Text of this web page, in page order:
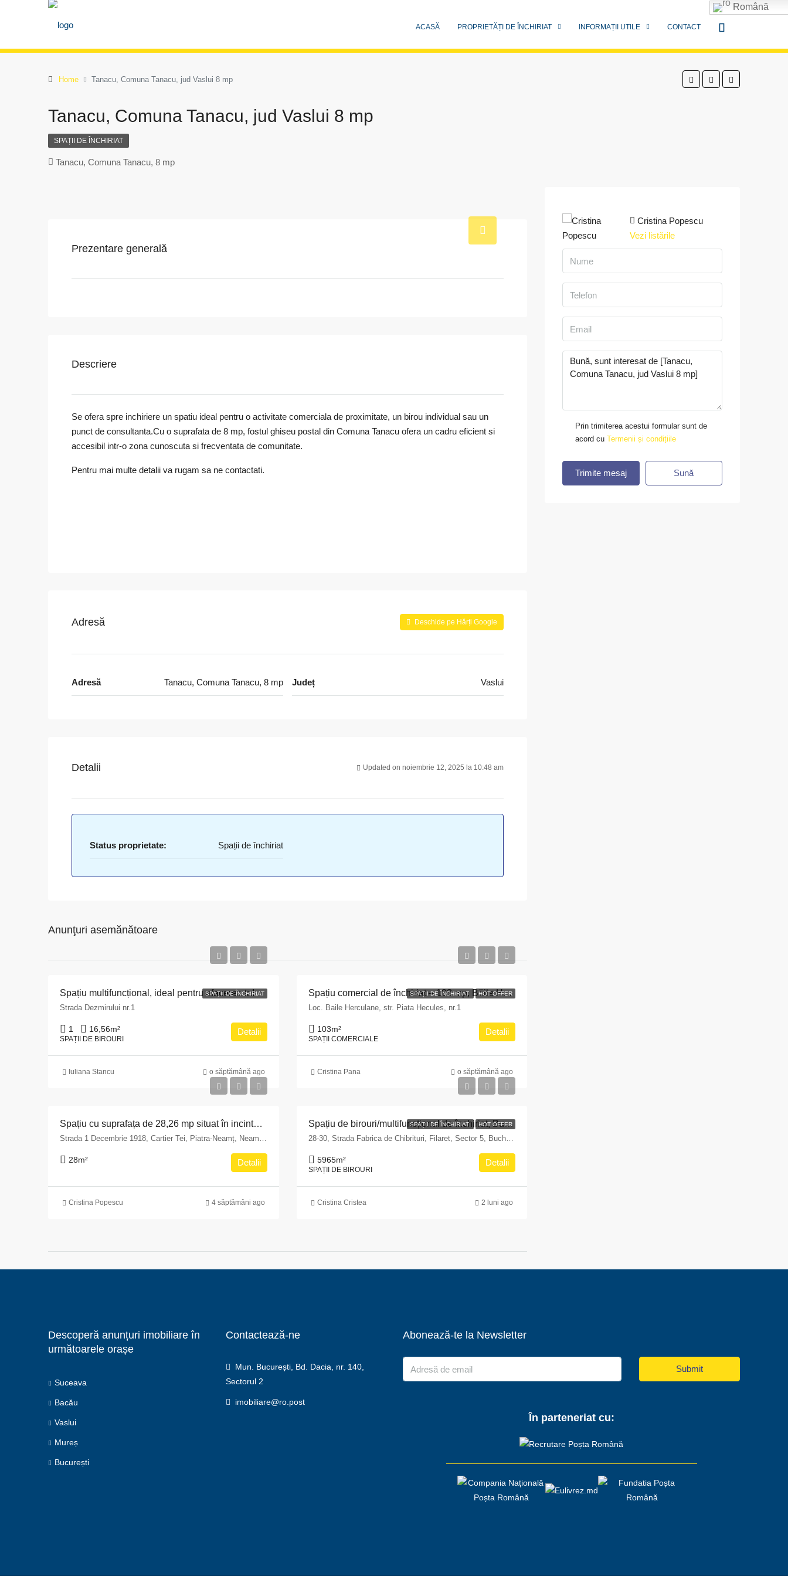
ACASĂ PROPRIETĂȚI DE ÎNCHIRIAT INFORMAȚII UTILE CONTACT
Română
Home Tanacu, Comuna Tanacu, jud Vaslui 8 mp
Tanacu, Comuna Tanacu, jud Vaslui 8 mp
SPAȚII DE ÎNCHIRIAT
Tanacu, Comuna Tanacu, 8 mp
Prezentare generală
Descriere
Se ofera spre inchiriere un spatiu ideal pentru o activitate comerciala de proximitate, un birou individual sau un
punct de consultanta.Cu o suprafata de 8 mp, fostul ghiseu postal din Comuna Tanacu ofera un cadru eficient si
accesibil intr-o zona cunoscuta si frecventata de comunitate.
Pentru mai multe detalii va rugam sa ne contactati.
Adresă Deschide pe Hărți Google
Adresă Tanacu, Comuna Tanacu, 8 mp Județ Vaslui
Detalii Updated on noiembrie 12, 2025 la 10:48 am
Status proprietate: Spații de închiriat
Anunţuri asemănătoare
SPAȚII DE ÎNCHIRIAT
Spațiu multifuncțional, ideal pentru afacerea ta!
Strada Dezmirului nr.1
1 16,56m²
SPAȚII DE BIROURI
Detalii
Iuliana Stancu o săptămână ago
SPAȚII DE ÎNCHIRIAT HOT OFFER
Spațiu comercial de închiriat – 103 mp, Băile Herculane
Loc. Baile Herculane, str. Piata Hecules, nr.1
103m²
SPAȚII COMERCIALE
Detalii
Cristina Pana o săptămână ago
Spațiu cu suprafața de 28,26 mp situat în incinta imobilului din Municipiul Piatra Neamț, str. 1 Decembrie 1918 nr.9, bloc A14, parter județul Neamț
Strada 1 Decembrie 1918, Cartier Tei, Piatra-Neamț, Neamț, 610244, România
28m² Detalii
Cristina Popescu 4 săptămâni ago
SPAȚII DE ÎNCHIRIAT HOT OFFER
Spațiu de birouri/multifuncțional de închiriat, București, Sector 5 – zona Fabrica de Chibrituri
28-30, Strada Fabrica de Chibrituri, Filaret, Sector 5, Bucharest, 040542, Romania
5965m²
SPAȚII DE BIROURI
Detalii
Cristina Cristea 2 luni ago
Cristina Popescu
Vezi listările
Prin trimiterea acestui formular sunt de
acord cu Termenii și condițiile
Trimite mesaj Sună
Descoperă anunțuri imobiliare în
următoarele orașe
Suceava
Bacău
Vaslui
Mureș
București
Contactează-ne
Mun. București, Bd. Dacia, nr. 140,
Sectorul 2
imobiliare@ro.post
Abonează-te la Newsletter
Submit
În parteneriat cu: